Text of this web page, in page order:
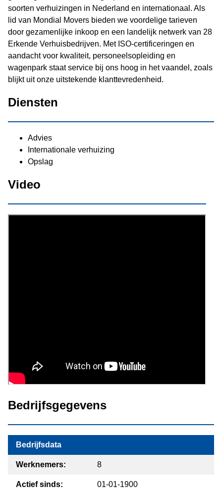
soorten verhuizingen in Nederland en internationaal. Als
lid van Mondial Movers bieden we voordelige tarieven
door gezamenlijke inkoop en een landelijk netwerk van 28
Erkende Verhuisbedrijven. Met ISO-certificeringen en
aandacht voor kwaliteit, personeelsopleiding en
wagenpark staat service bij ons hoog in het vaandel, zoals
blijkt uit onze uitstekende klanttevredenheid.
Diensten
Advies
Internationale verhuizing
Opslag
Video
Bedrijfsgegevens
Bedrijfsdata
Werknemers: 8
Actief sinds: 01-01-1900